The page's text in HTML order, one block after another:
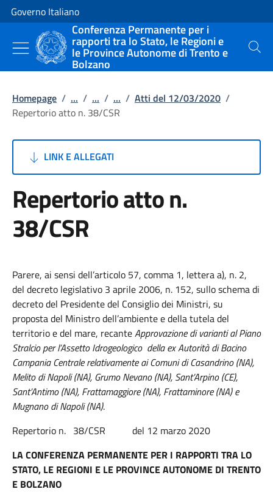
Vai al contenuto
Vai alla navigazione del sito
Governo Italiano
Conferenza Permanente per i
rapporti tra lo Stato, le Regioni e
le Province Autonome di Trento e
Bolzano
Cerca
Homepage / ... / ... / ... / Atti del 12/03/2020 /
Repertorio atto n. 38/CSR
LINK E ALLEGATI
Repertorio atto n.
38/CSR
Parere, ai sensi dell’articolo 57, comma 1, lettera a), n. 2,
del decreto legislativo 3 aprile 2006, n. 152, sullo schema di
decreto del Presidente del Consiglio dei Ministri, su
proposta del Ministro dell’ambiente e della tutela del
territorio e del mare, recanteApprovazione di varianti al Piano
Stralcio per l’Assetto Idrogeologico della ex Autorità di Bacino
Campania Centrale relativamente ai Comuni di Casandrino (NA),
Melito di Napoli (NA), Grumo Nevano (NA), Sant’Arpino (CE),
Sant’Antimo (NA), Frattamaggiore (NA), Frattaminore (NA) e
Mugnano di Napoli (NA).
Repertorio n. 38/CSR del 12 marzo 2020
LA CONFERENZA PERMANENTE PER I RAPPORTI TRA LO
STATO, LE REGIONI E LE PROVINCE AUTONOME DI TRENTO
E BOLZANO